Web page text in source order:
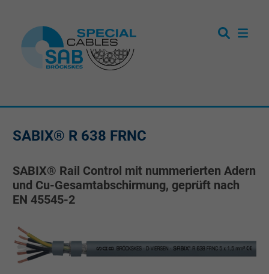
SABIX® R 638 FRNC
SABIX® Rail Control mit nummerierten Adern
und Cu-Gesamtabschirmung, geprüft nach
EN 45545-2